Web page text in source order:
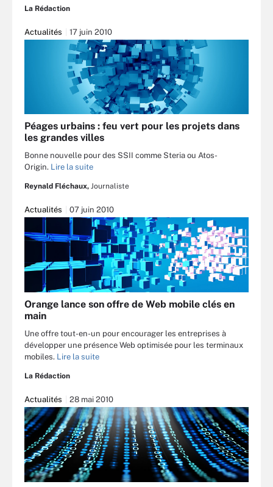
La Rédaction
Actualités 17 juin 2010
Péages urbains : feu vert pour les projets dans
les grandes villes
Bonne nouvelle pour des SSII comme Steria ou Atos-
Origin. Lire la suite
Reynald Fléchaux, Journaliste
Actualités 07 juin 2010
Orange lance son offre de Web mobile clés en
main
Une offre tout-en-un pour encourager les entreprises à
développer une présence Web optimisée pour les terminaux
mobiles. Lire la suite
La Rédaction
Actualités 28 mai 2010